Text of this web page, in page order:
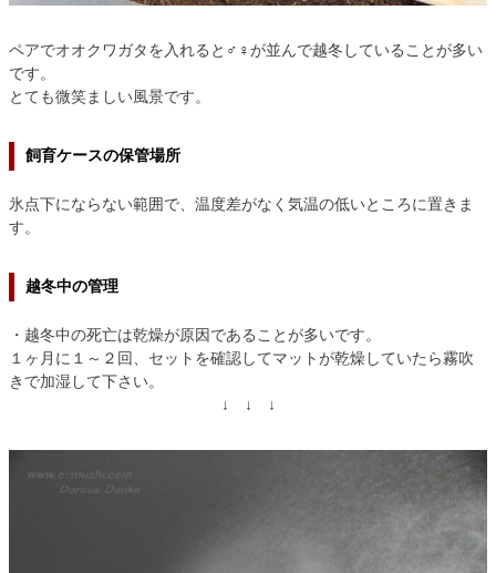
ペアでオオクワガタを入れると♂♀が並んで越冬していることが多い
です。
とても微笑ましい風景です。
飼育ケースの保管場所
氷点下にならない範囲で、温度差がなく気温の低いところに置きま
す。
越冬中の管理
・越冬中の死亡は乾燥が原因であることが多いです。
１ヶ月に１～２回、セットを確認してマットが乾燥していたら霧吹
きで加湿して下さい。
↓ ↓ ↓